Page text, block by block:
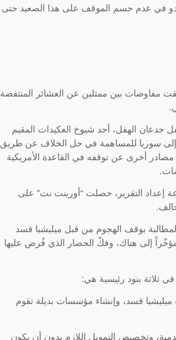
في عدم حسم الموقف على هذا الصعيد حتى
مفاوضات بين ممثلين عن العشائر المنتفضة
جدعان الهفل، أحد شيوخ العكيدات المقيم
سوريا للمساهمة في حل الخلاف عن طريق
أخرى عن توقفه في القاعدة الأمريكية
إعداد التقرير، حصلت “أورينت نت” على
بوقف الهجوم من قبل ميليشيا قسد
إلى هناك، وفكّ الحصار الذي فُرض عليها
ثلاثة بنود رئيسية هي:
ميليشيا قسد، وإنشاء مؤسسات بديلة تقوم
وتخصيص التمويل اللازم بدون أن يكون